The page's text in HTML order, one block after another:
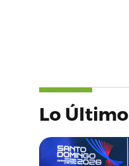
Lo Último